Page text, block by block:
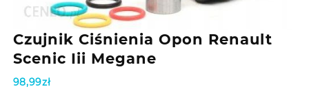
Czujnik Ciśnienia Opon Renault
Scenic Iii Megane
98,99zł